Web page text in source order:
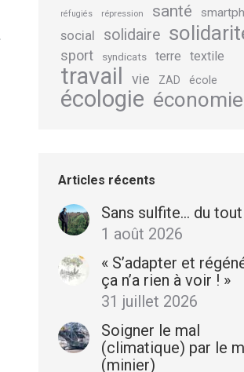
réfugiés répression santé
social solidaire
sport syndicats terre textile
travail vie ZAD école
écologie économie
Articles récents
Sans sulfite… du tout
1 août 2026
« S’adapter et
ça n’a rien à voir ! »
31 juillet 2026
Soigner le mal
(climatique) par le
(minier)